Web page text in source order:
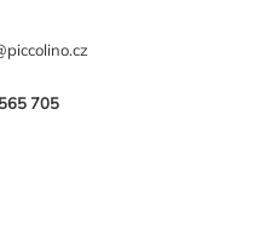
piccolino.cz
705